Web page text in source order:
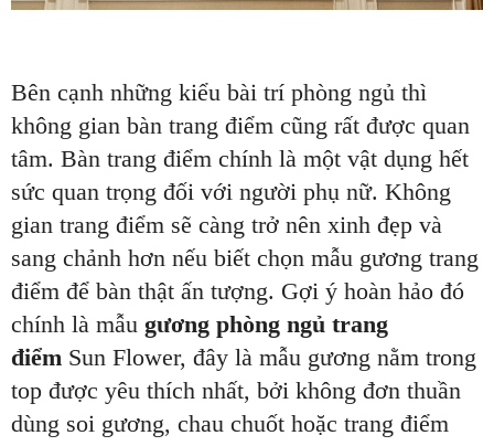
Bên cạnh những kiểu bài trí phòng ngủ thì
không gian bàn trang điểm cũng rất được quan
tâm. Bàn trang điểm chính là một vật dụng hết
sức quan trọng đối với người phụ nữ. Không
gian trang điểm sẽ càng trở nên xinh đẹp và
sang chảnh hơn nếu biết chọn mẫu gương trang
điểm để bàn thật ấn tượng. Gợi ý hoàn hảo đó
chính là mẫu gương phòng ngủ trang
điểm Sun Flower, đây là mẫu gương nằm trong
top được yêu thích nhất, bởi không đơn thuần
dùng soi gương, chau chuốt hoặc trang điểm